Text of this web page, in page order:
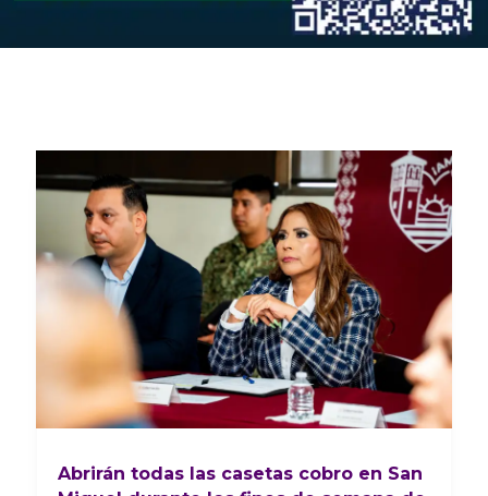
Abrirán todas las casetas cobro en San